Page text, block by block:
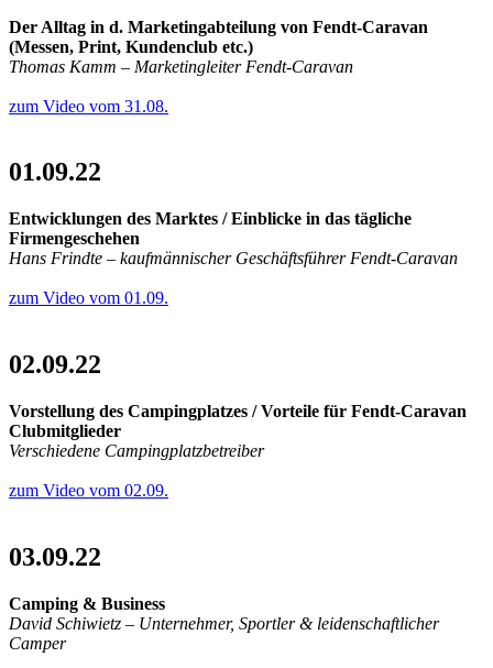
Der Alltag in d. Marketingabteilung von Fendt-Caravan
(Messen, Print, Kundenclub etc.)
Thomas Kamm – Marketingleiter Fendt-Caravan
zum Video vom 31.08.
01.09.22
Entwicklungen des Marktes / Einblicke in das tägliche
Firmengeschehen
Hans Frindte – kaufmännischer Geschäftsführer Fendt-Caravan
zum Video vom 01.09.
02.09.22
Vorstellung des Campingplatzes / Vorteile für Fendt-Caravan
Clubmitglieder
Verschiedene Campingplatzbetreiber
zum Video vom 02.09.
03.09.22
Camping & Business
David Schiwietz – Unternehmer, Sportler & leidenschaftlicher
Camper